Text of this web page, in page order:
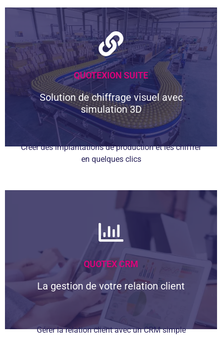
usine et améliorez la compréhension de
vos propositions.
Découvrir VISUAL COMPONENTS
QUOTEXION SUITE
Solution de chiffrage visuel avec
simulation 3D
proposition commerciale en deux clics.
Découvrir Quotexion Suite
Créer des implantations de production et les chiffrer
en quelques clics
QUOTEX CRM
La gestion de votre relation client
Gérer la relation client avec un CRM simple